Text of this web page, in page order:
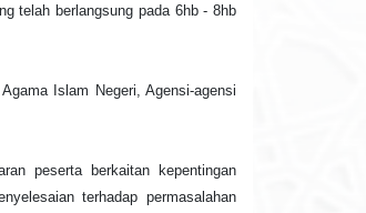
telah berlangsung pada 6hb - 8hb
Islam Negeri, Agensi-agensi
peserta berkaitan kepentingan
terhadap permasalahan